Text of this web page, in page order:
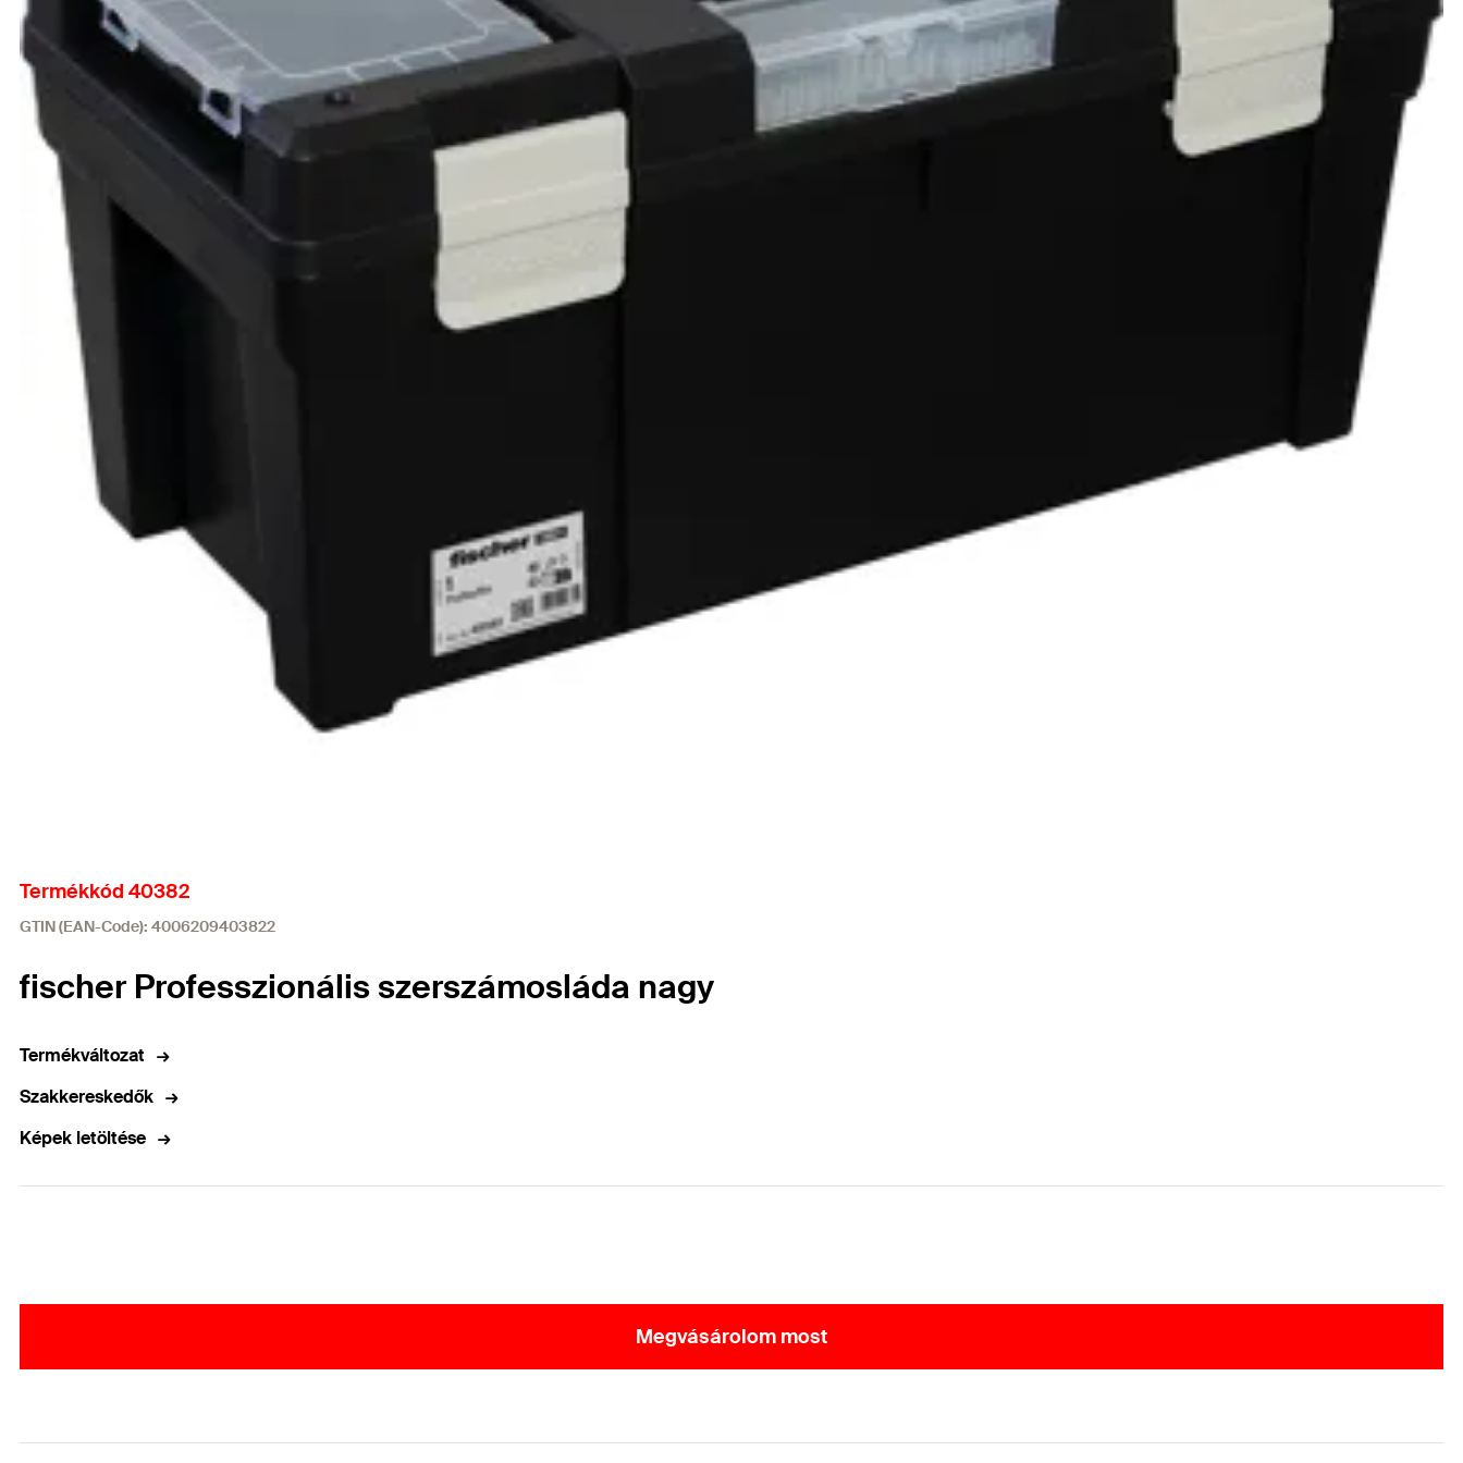
Termékkód 40382
GTIN (EAN-Code): 4006209403822
fischer Professzionális szerszámosláda nagy
Termékváltozat
Szakkereskedők
Képek letöltése
Megvásárolom most